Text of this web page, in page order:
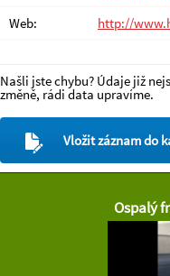
Web:
http://
Našli jste chybu? Údaje již
změně, rádi data upravíme.
Vložit záznam do
Ospalý